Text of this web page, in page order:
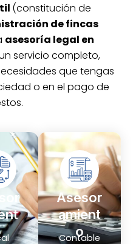
(constitución de
de fincas
asesoría legal en
servicio completo,
que tengas
o en el pago de
Asesor
amient
o
Contable